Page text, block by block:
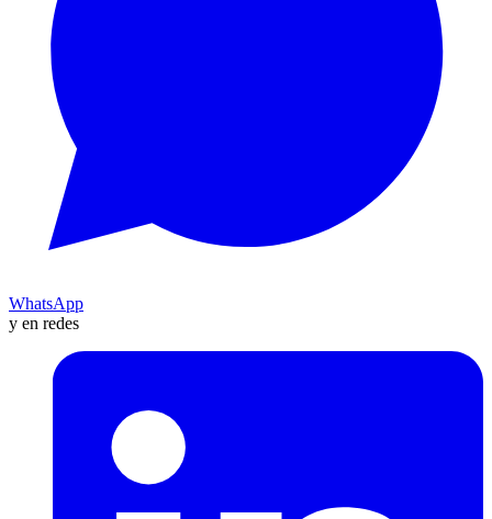
WhatsApp
y en redes